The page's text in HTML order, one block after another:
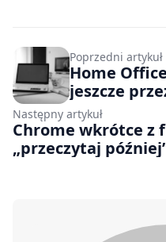
Poprzedni artykuł
Home
jeszcze
Następny artykuł
Chrome wkrótce z
„przeczytaj